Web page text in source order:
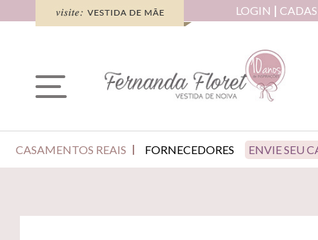
LOGIN
CASAMENTOS REAIS FORNECEDORES ENVIE SEU